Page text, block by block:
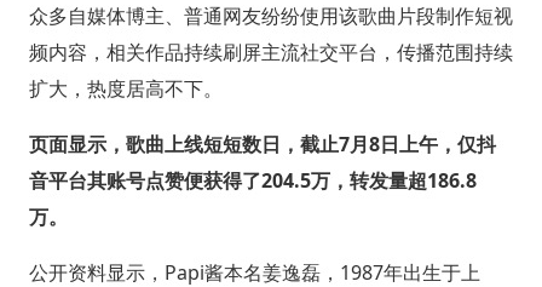
众多自媒体博主、普通网友纷纷使用该歌曲片段制作短视
频内容，相关作品持续刷屏主流社交平台，传播范围持续
扩大，热度居高不下。
页面显示，歌曲上线短短数日，截止7月8日上午，仅抖
音平台其账号点赞便获得了204.5万，转发量超186.8
万。
公开资料显示，Papi酱本名姜逸磊，1987年出生于上